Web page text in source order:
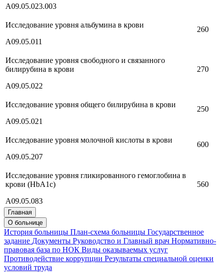
А09.05.023.003
Исследование уровня альбумина в крови
А09.05.011
260
Исследование уровня свободного и связанного
билирубина в крови
А09.05.022
270
Исследование уровня общего билирубина в крови
А09.05.021
250
Исследование уровня молочной кислоты в крови
А09.05.207
600
Исследование уровня гликированного гемоглобина в
крови (HbA1c)
А09.05.083
560
Главная
О больнице
История больницы План-схема больницы Государственное
задание Документы Руководство и Главный врач Нормативно-
правовая база по НОК Виды оказываемых услуг
Противодействие коррупции Результаты специальной оценки
условий труда